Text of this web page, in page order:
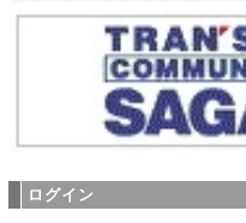
ログイン